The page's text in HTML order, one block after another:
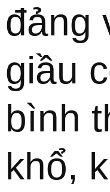
đảng
giầu
bình
khổ,